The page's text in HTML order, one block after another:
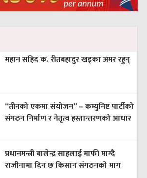
महान सहिद क. रीतबहादुर खड्‌का अमर रहुन्
“तीनको एकमा संयोजन” – कम्युनिष्ट पार्टीको
संगठन निर्माण र नेतृत्व हस्तान्तरणको आधार
प्रधानमन्त्री बालेन्द्र साहलाई माफी माग्दै
राजीनामा दिन छ किसान संगठनको माग